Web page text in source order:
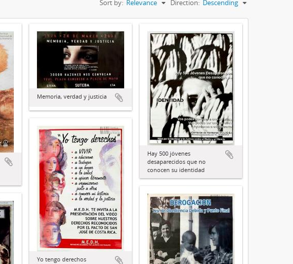
Sort by: Relevance Direction: Descending
Memoria, verdad y justicia
Hay 500 jóvenes
desaparecidos que no
conocen su identidad
Yo tengo derechos